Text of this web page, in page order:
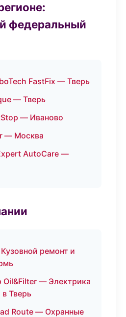
федеральный
FastFix — Тверь
— Тверь
— Иваново
— Москва
AutoCare —
ремонт и
Oil&Filter — Электрика
Тверь
Route — Охранные